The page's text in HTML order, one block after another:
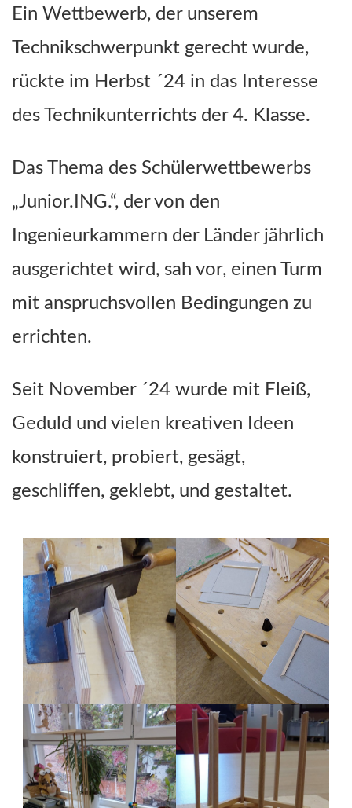
Ein Wettbewerb, der unserem
Technikschwerpunkt gerecht wurde,
rückte im Herbst ´24 in das Interesse
des Technikunterrichts der 4. Klasse.
Das Thema des Schülerwettbewerbs
„Junior.ING.“, der von den
Ingenieurkammern der Länder jährlich
ausgerichtet wird, sah vor, einen Turm
mit anspruchsvollen Bedingungen zu
errichten.
Seit November ´24 wurde mit Fleiß,
Geduld und vielen kreativen Ideen
konstruiert, probiert, gesägt,
geschliffen, geklebt, und gestaltet.